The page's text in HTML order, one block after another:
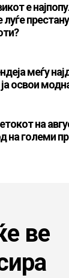
е
меѓу
освои
на
на големи
ве